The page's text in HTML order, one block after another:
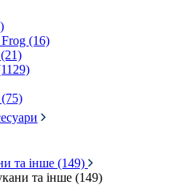
(16)
та інше (149)
та інше (149)